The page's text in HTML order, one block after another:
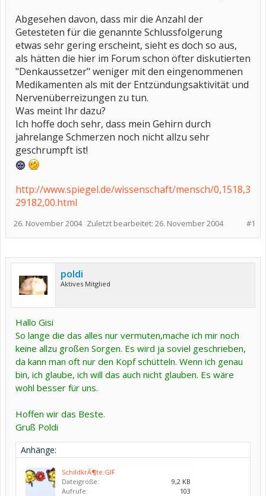
Abgesehen davon, dass mir die Anzahl der
Getesteten für die genannte Schlussfolgerung
etwas sehr gering erscheint, sieht es doch so aus,
als hätten die hier im Forum schon öfter diskutierten
"Denkaussetzer" weniger mit den eingenommenen
Medikamenten als mit der Entzündungsaktivität und
Nervenüberreizungen zu tun.
Was meint Ihr dazu?
Ich hoffe doch sehr, dass mein Gehirn durch
jahrelange Schmerzen noch nicht allzu sehr
geschrumpft ist!
http://www.spiegel.de/wissenschaft/mensch/0,1518,3
29182,00.html
#1
26. November 2004 Zuletzt bearbeitet: 26. November 2004
poldi
Aktives Mitglied
Hallo Gisi
So lange die das alles nur vermuten,mache ich mir noch
keine allzu großen Sorgen. Es wird ja soviel geschrieben,
da kann man oft nur den Kopf schütteln. Wenn ich genau
bin, ich glaube, ich will das auch nicht glauben. Es wäre
wohl besser für uns.
Hoffen wir das Beste.
Gruß Poldi
Anhänge:
SchildkrÃ¶te.GIF
Dateigröße:
9,2 KB
Aufrufe:
103